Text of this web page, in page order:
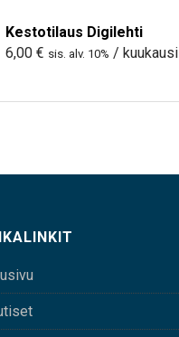
Kestotilaus Digilehti
6,00 € sis. alv. 10% / kuukausi